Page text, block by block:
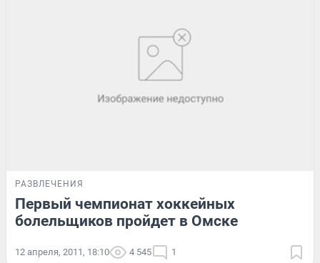
РАЗВЛЕЧЕНИЯ
Первый чемпионат хоккейных
болельщиков пройдет в Омске
12 апреля, 2011, 18:10 4 545 1